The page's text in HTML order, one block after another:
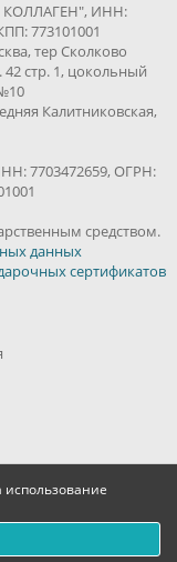
использование
КОЛЛАГЕН", ИНН:
773101001
тер Сколково
стр. 1, цокольный
Калитниковская,
7703472659, ОГРН:
средством.
данных
сертификатов